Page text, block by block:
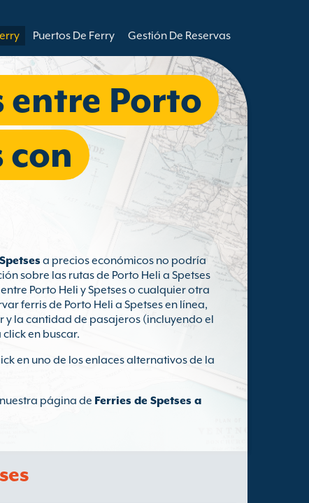
Puertos De Ferry Gestión De Reservas
entre Porto
con
a precios económicos no podría
sobre las rutas de Porto Heli a Spetses
Porto Heli y Spetses o cualquier otra
ferris de Porto Heli a Spetses en línea,
y la cantidad de pasajeros (incluyendo el
en buscar.
en uno de los enlaces alternativos de la
página de Ferries de Spetses a